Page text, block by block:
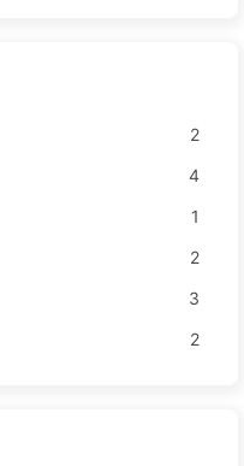
2
4
1
2
3
2